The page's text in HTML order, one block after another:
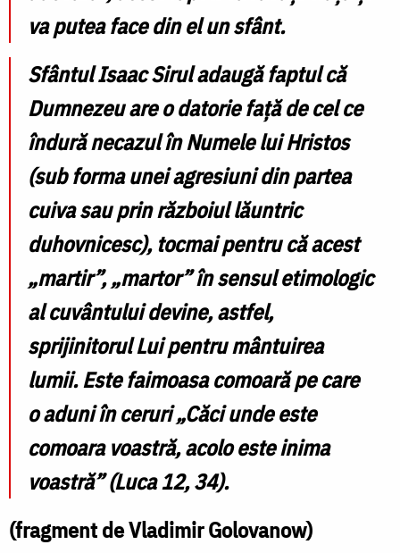
va putea face din el un sfânt.
Sfântul Isaac Sirul adaugă faptul că
Dumnezeu are o datorie faţă de cel ce
îndură necazul în Numele lui Hristos
(sub forma unei agresiuni din partea
cuiva sau prin războiul lăuntric
duhovnicesc), tocmai pentru că acest
„martir”, „martor” în sensul etimologic
al cuvântului devine, astfel,
sprijinitorul Lui pentru mântuirea
lumii. Este faimoasa comoară pe care
o aduni în ceruri „Căci unde este
comoara voastră, acolo este inima
voastră” (Luca 12, 34).
(fragment de Vladimir Golovanow)